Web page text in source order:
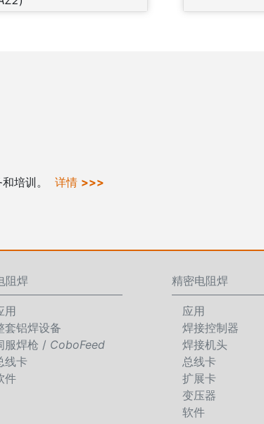
培训。 详情 >>>
阻焊
用
套铝焊设备
服焊枪 / CoboFeed
线卡
件
精密电阻焊
应用
焊接控制器
焊接机头
总线卡
扩展卡
变压器
软件